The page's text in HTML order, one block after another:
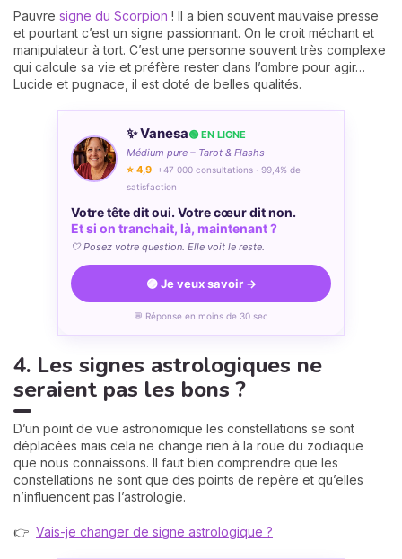
Pauvre signe du Scorpion ! Il a bien souvent mauvaise presse
et pourtant c’est un signe passionnant. On le croit méchant et
manipulateur à tort. C’est une personne souvent très complexe
qui calcule sa vie et préfère rester dans l’ombre pour agir…
Lucide et pugnace, il est doté de belles qualités.
✨ Vanesa🟢 EN LIGNE
Médium pure – Tarot & Flashs
⭐ 4,9· +47 000 consultations · 99,4% de
satisfaction
Votre tête dit oui. Votre cœur dit non.
Et si on tranchait, là, maintenant ?
🤍 Posez votre question. Elle voit le reste.
🟣 Je veux savoir →
💬 Réponse en moins de 30 sec
4. Les signes astrologiques ne
seraient pas les bons ?
D’un point de vue astronomique les constellations se sont
déplacées mais cela ne change rien à la roue du zodiaque
que nous connaissons. Il faut bien comprendre que les
constellations ne sont que des points de repère et qu’elles
n’influencent pas l’astrologie.
👉 Vais-je changer de signe astrologique ?